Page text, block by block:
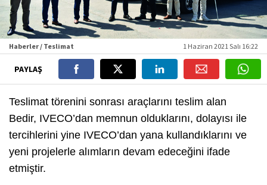
Haberler / Teslimat 1 Haziran 2021 Salı 16:22
PAYLAŞ
Teslimat törenini sonrası araçlarını teslim alan
Bedir, IVECO’dan memnun olduklarını, dolayısı ile
tercihlerini yine IVECO’dan yana kullandıklarını ve
yeni projelerle alımların devam edeceğini ifade
etmiştir.